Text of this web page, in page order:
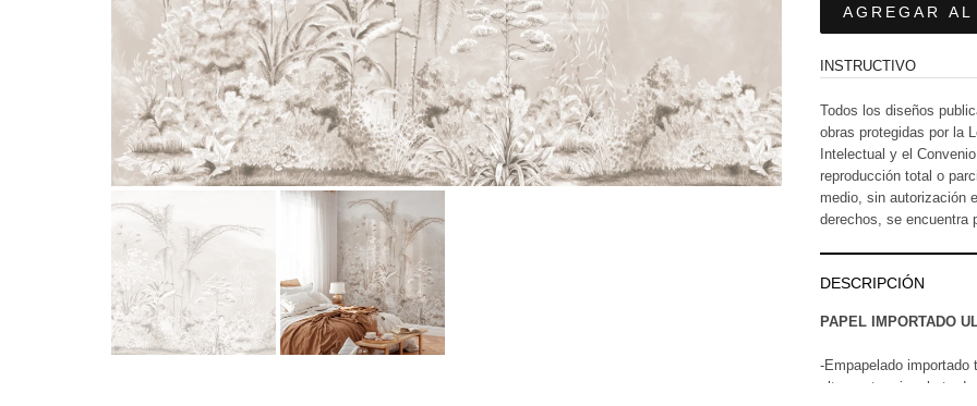
AGREGAR
INSTRUCTIVO
Todos los diseños
obras protegidas por la
Intelectual y el
reproducción total o
medio, sin autorización
derechos, se encuentra
DESCRIPCIÓN
PAPEL IMPORTADO
-Empapelado importado
ultra mate, sin rebote de